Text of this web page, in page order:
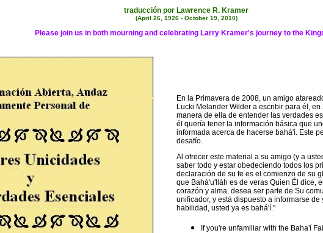
traducción por Lawrence R. Kramer
(April 26, 1926 - October 19, 2010)
Please join us in both mourning and celebrating Larry Kramer's journey to the
En la Primavera de 2008, un amigo
Lucki Melander Wilder a escribir para él,
manera de ella de entender las verdades
él quería tener la informa­ción básica que
informada acerca de hacerse bahá'í. Este
desafío.
Al ofrecer este material a su amigo (y a
saber todo y estar obedeci­endo todos los
declaración de su fe es el comienzo de su
que Bahá'u'lláh es de veras Quien Él dice,
corazón y alma, desea ser parte de Su
unificador, y está dispuesto a informarse
habilidad, usted ya es bahá'í."
If you're unfamiliar with the Baha'í